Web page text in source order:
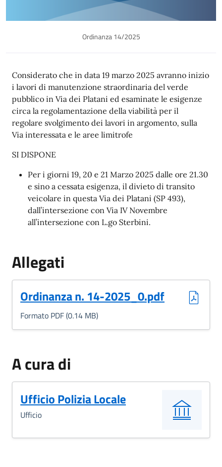
Ordinanza 14/2025
Descrizione
Considerato che in data 19 marzo 2025 avranno inizio
i lavori di manutenzione straordinaria del verde
pubblico in Via dei Platani ed esaminate le esigenze
circa la regolamentazione della viabilità per il
regolare svolgimento dei lavori in argomento, sulla
Via interessata e le aree limitrofe
SI DISPONE
Per i giorni 19, 20 e 21 Marzo 2025 dalle ore 21.30
e sino a cessata esigenza, il divieto di transito
veicolare in questa Via dei Platani (SP 493),
dall’intersezione con Via IV Novembre
all’intersezione con L.go Sterbini.
Allegati
Ordinanza n. 14-2025_0.pdf
(Formato PDF, 0.14 MB)
Formato PDF (0.14 MB)
A cura di
Ufficio Polizia Locale
Ufficio